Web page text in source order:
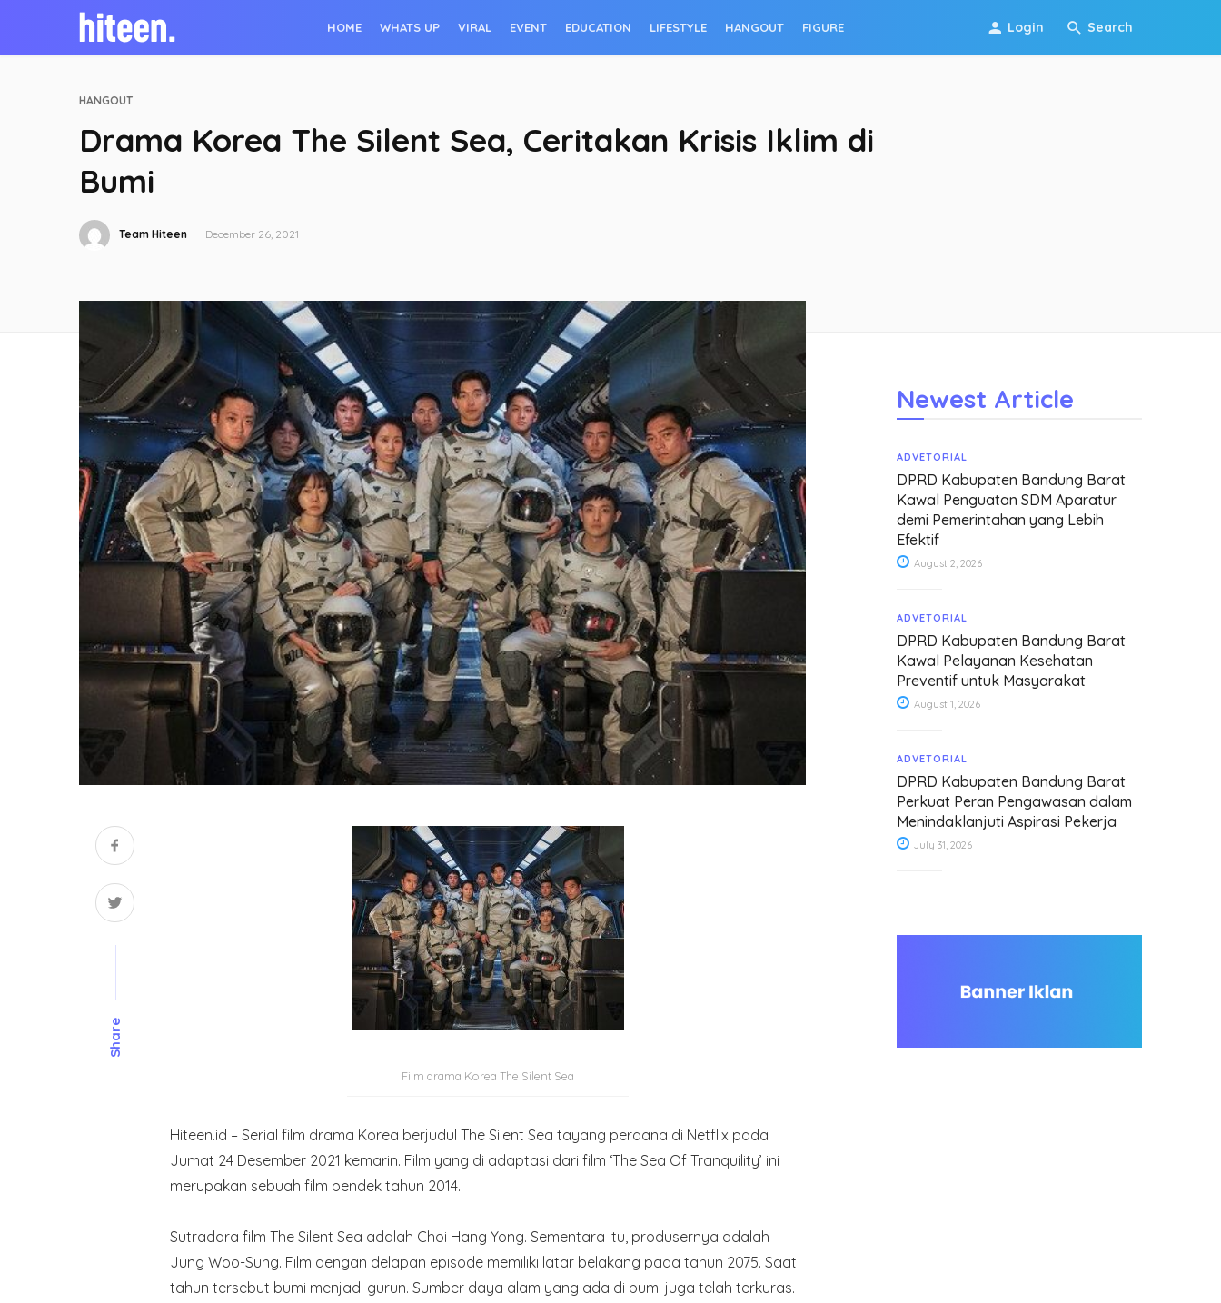
HOME WHATS UP VIRAL EVENT EDUCATION LIFESTYLE HANGOUT FIGURE Login Search
HANGOUT
Drama Korea The Silent Sea, Ceritakan Krisis Iklim di
Bumi
Team Hiteen December 26, 2021
Share
Film drama Korea The Silent Sea
Hiteen.id – Serial film drama Korea berjudul The Silent Sea tayang perdana di Netflix pada
Jumat 24 Desember 2021 kemarin. Film yang di adaptasi dari film ‘The Sea Of Tranquility’ ini
merupakan sebuah film pendek tahun 2014.
Sutradara film The Silent Sea adalah Choi Hang Yong. Sementara itu, produsernya adalah
Jung Woo-Sung. Film dengan delapan episode memiliki latar belakang pada tahun 2075. Saat
tahun tersebut bumi menjadi gurun. Sumber daya alam yang ada di bumi juga telah terkuras.
Newest Article
ADVETORIAL
DPRD Kabupaten Bandung Barat
Kawal Penguatan SDM Aparatur
demi Pemerintahan yang Lebih
Efektif
August 2, 2026
ADVETORIAL
DPRD Kabupaten Bandung Barat
Kawal Pelayanan Kesehatan
Preventif untuk Masyarakat
August 1, 2026
ADVETORIAL
DPRD Kabupaten Bandung Barat
Perkuat Peran Pengawasan dalam
Menindaklanjuti Aspirasi Pekerja
July 31, 2026